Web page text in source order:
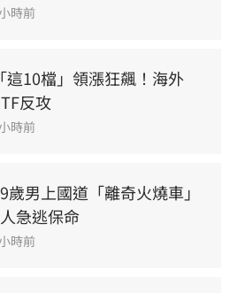
時前
「這10檔」領漲狂飆！海外
反攻
時前
歲男上國道「離奇火燒車」
急逃保命
時前